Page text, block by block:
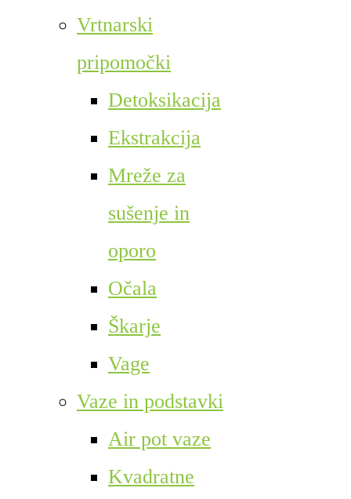
Vrtnarski
pripomočki
Detoksikacija
Ekstrakcija
Mreže za
sušenje in
oporo
Očala
Škarje
Vage
Vaze in podstavki
Air pot vaze
Kvadratne